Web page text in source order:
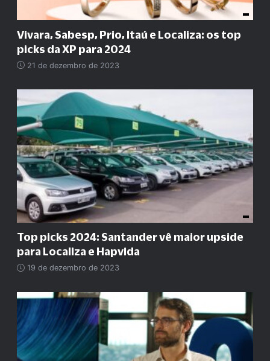
Vivara, Sabesp, Prio, Itaú e Localiza: os top
picks da XP para 2024
21 de dezembro de 2023
Top picks 2024: Santander vê maior upside
para Localiza e Hapvida
19 de dezembro de 2023